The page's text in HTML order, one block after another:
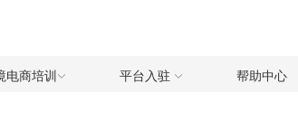
电商培训 平台入驻 帮助中心